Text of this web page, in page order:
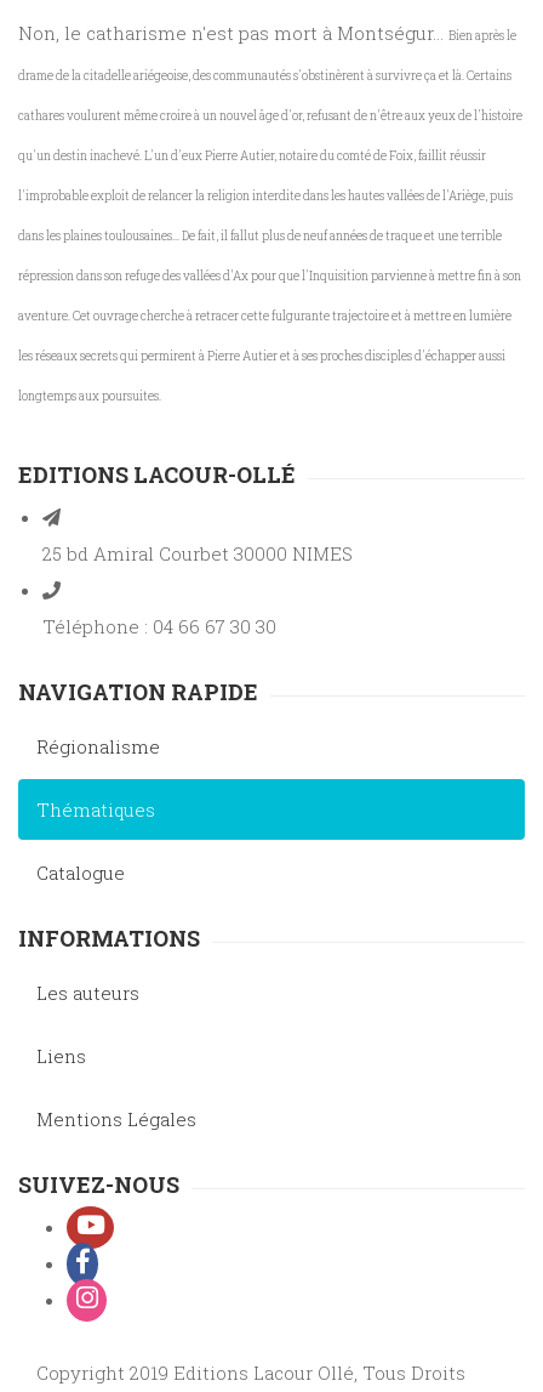
Non, le catharisme n'est pas mort à Montségur... Bien après le
drame de la citadelle ariégeoise, des communautés s'obstinèrent à survivre ça et là. Certains
cathares voulurent même croire à un nouvel âge d'or, refusant de n'être aux yeux de l'histoire
qu'un destin inachevé. L'un d'eux Pierre Autier, notaire du comté de Foix, faillit réussir
l'improbable exploit de relancer la religion interdite dans les hautes vallées de l'Ariège, puis
dans les plaines toulousaines... De fait, il fallut plus de neuf années de traque et une terrible
répression dans son refuge des vallées d'Ax pour que l'Inquisition parvienne à mettre fin à son
aventure.Cet ouvrage cherche à retracer cette fulgurante trajectoire et à mettre en lumière
les réseaux secrets qui permirent à Pierre Autier et à ses proches disciples d'échapper aussi
longtemps aux poursuites.
EDITIONS LACOUR-OLLÉ
25 bd Amiral Courbet 30000 NIMES
Téléphone : 04 66 67 30 30
NAVIGATION RAPIDE
Régionalisme
Thématiques
Catalogue
INFORMATIONS
Les auteurs
Liens
Mentions Légales
SUIVEZ-NOUS
Copyright 2019 Editions Lacour Ollé, Tous Droits